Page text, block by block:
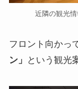
近隣の観光
フロント向かっ
ン」
という観光